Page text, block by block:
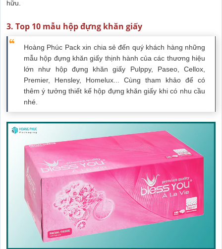
hữu.
3. Top 10 mẫu hộp đựng khăn giấy
Hoàng Phúc Pack xin chia sẻ đến quý khách hàng những
mẫu hộp đựng khăn giấy thịnh hành của các thương hiệu
lớn như hộp đựng khăn giấy Pulppy, Paseo, Cellox,
Premier, Hensley, Homelux... Cùng tham khảo để có
thêm ý tưởng thiết kế hộp đựng khăn giấy khi có nhu cầu
nhé.